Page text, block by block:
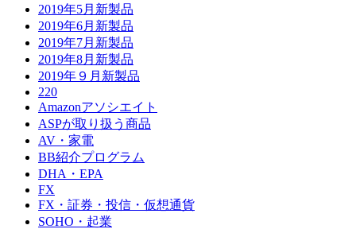
2019年5月新製品
2019年6月新製品
2019年7月新製品
2019年8月新製品
2019年９月新製品
220
Amazonアソシエイト
ASPが取り扱う商品
AV・家電
BB紹介プログラム
DHA・EPA
FX
FX・証券・投信・仮想通貨
SOHO・起業